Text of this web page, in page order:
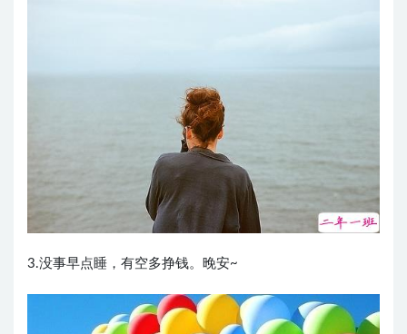
3.没事早点睡，有空多挣钱。晚安~